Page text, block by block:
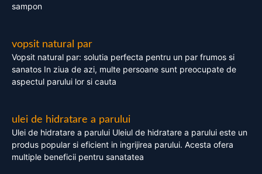
sampon
vopsit natural par
Vopsit natural par: solutia perfecta pentru un par frumos si
sanatos In ziua de azi, multe persoane sunt preocupate de
aspectul parului lor si cauta
ulei de hidratare a parului
Ulei de hidratare a parului Uleiul de hidratare a parului este un
produs popular si eficient in ingrijirea parului. Acesta ofera
multiple beneficii pentru sanatatea